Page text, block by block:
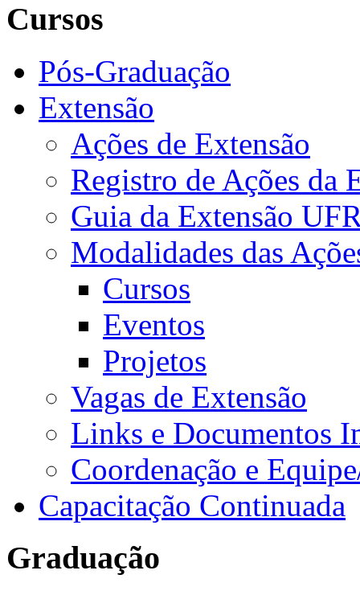
Cursos
Pós-Graduação
Extensão
Ações de Extensão
Registro de Ações da
Guia da Extensão
Modalidades das
Cursos
Eventos
Projetos
Vagas de Extensão
Links e Documentos
Coordenação e
Capacitação Continuada
Graduação